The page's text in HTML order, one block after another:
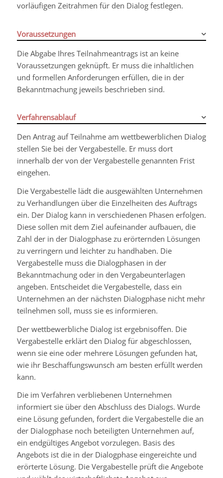
vorläufigen Zeitrahmen für den Dialog festlegen.
Voraussetzungen
Die Abgabe Ihres Teilnahmeantrags ist an keine
Voraussetzungen geknüpft. Er muss die inhaltlichen
und formellen Anforderungen erfüllen, die in der
Bekanntmachung jeweils beschrieben sind.
Verfahrensablauf
Den Antrag auf Teilnahme am wettbewerblichen Dialog
stellen Sie bei der Vergabestelle. Er muss dort
innerhalb der von der Vergabestelle genannten Frist
eingehen.
Die Vergabestelle lädt die ausgewählten Unternehmen
zu Verhandlungen über die Einzelheiten des Auftrags
ein. Der Dialog kann in verschiedenen Phasen erfolgen.
Diese sollen mit dem Ziel aufeinander aufbauen, die
Zahl der in der Dialogphase zu erörternden Lösungen
zu verringern und leichter zu handhaben. Die
Vergabestelle muss die Dialogphasen in der
Bekanntmachung oder in den Vergabeunterlagen
angeben. Entscheidet die Vergabestelle, dass ein
Unternehmen an der nächsten Dialogphase nicht mehr
teilnehmen soll, muss sie es informieren.
Der wettbewerbliche Dialog ist ergebnisoffen. Die
Vergabestelle erklärt den Dialog für abgeschlossen,
wenn sie eine oder mehrere Lösungen gefunden hat,
wie ihr Beschaffungswunsch am besten erfüllt werden
kann.
Die im Verfahren verbliebenen Unternehmen
informiert sie über den Abschluss des Dialogs. Wurde
eine Lösung gefunden, fordert die Vergabestelle die an
der Dialogphase noch beteiligten Unternehmen auf,
ein endgültiges Angebot vorzulegen. Basis des
Angebots ist die in der Dialogphase eingereichte und
erörterte Lösung. Die Vergabestelle prüft die Angebote